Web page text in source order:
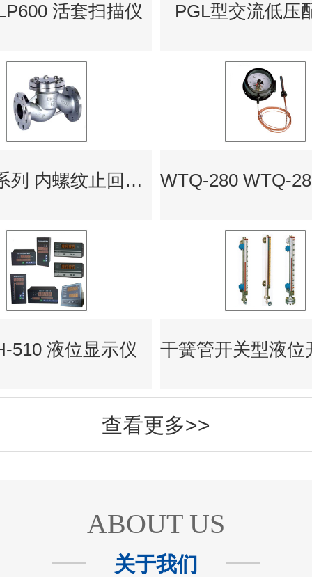
活套扫描仪 PGL型交流低压
LSF11系列 内螺纹止回阀 升降式止回阀 旋转式止回阀
510 液位显示仪
查看更多>>
ABOUT US
关于我们